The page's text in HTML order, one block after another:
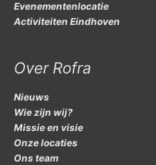
Evenementenlocatie
Activiteiten Eindhoven
Over Rofra
Nieuws
Wie zijn wij?
Missie en visie
Onze locaties
Ons team